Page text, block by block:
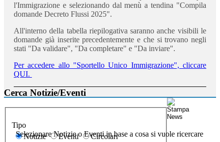
l'Immigrazione e selezionando dal menù a tendina "Compila
domande Decreto Flussi 2025".
All'interno della tabella riepilogativa saranno anche visibili le
domande già inserite precedentemente e che si trovano negli
stati "Da validare", "Da completare" e "Da inviare".
Per accedere allo "Sportello Unico Immigrazione", cliccare
QUI.
Cerca Notizie/Eventi
Tipo
Selezionare Notizie o Eventi in base a cosa si vuole ricercare
Notizie Eventi
Circolari